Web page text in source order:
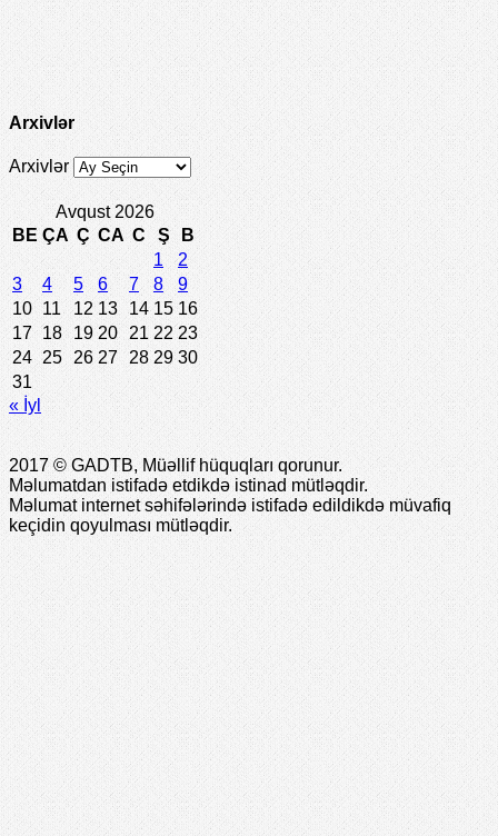
Arxivlər
Arxivlər
Avqust 2026
BE ÇA Ç CA C Ş
B
1
2
3
4 5 6 7 8
9
10 11 12 13 14 15 16
17 18 19 20 21 22 23
24 25 26 27 28 29 30
31
« İyl
2017 © GADTB, Müəllif hüquqları qorunur.
Məlumatdan istifadə etdikdə istinad mütləqdir.
Məlumat internet səhifələrində istifadə edildikdə müvafiq
keçidin qoyulması mütləqdir.